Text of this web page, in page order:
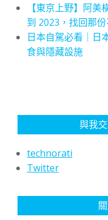
【東京上野】阿
到 2023，找回那
日本自駕必看｜日
食與隱藏設施
與我
technorati
Twitter